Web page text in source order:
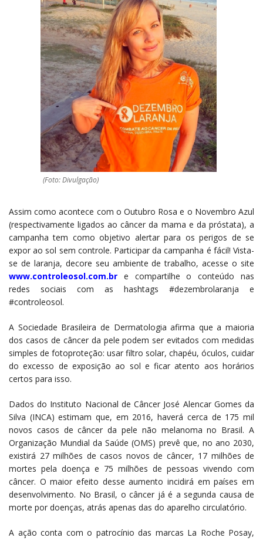
(Foto: Divulgação)
Assim como acontece com o Outubro Rosa e o Novembro Azul
(respectivamente ligados ao câncer da mama e da próstata), a
campanha tem como objetivo alertar para os perigos de se
expor ao sol sem controle. Participar da campanha é fácil! Vista-
se de laranja, decore seu ambiente de trabalho, acesse o site
www.controleosol.com.br e compartilhe o conteúdo nas
redes sociais com as hashtags #dezembrolaranja e
#controleosol.
A Sociedade Brasileira de Dermatologia afirma que a maioria
dos casos de câncer da pele podem ser evitados com medidas
simples de fotoproteção: usar filtro solar, chapéu, óculos, cuidar
do excesso de exposição ao sol e ficar atento aos horários
certos para isso.
Dados do Instituto Nacional de Câncer José Alencar Gomes da
Silva (INCA) estimam que, em 2016, haverá cerca de 175 mil
novos casos de câncer da pele não melanoma no Brasil. A
Organização Mundial da Saúde (OMS) prevê que, no ano 2030,
existirá 27 milhões de casos novos de câncer, 17 milhões de
mortes pela doença e 75 milhões de pessoas vivendo com
câncer. O maior efeito desse aumento incidirá em países em
desenvolvimento. No Brasil, o câncer já é a segunda causa de
morte por doenças, atrás apenas das do aparelho circulatório.
A ação conta com o patrocínio das marcas La Roche Posay,